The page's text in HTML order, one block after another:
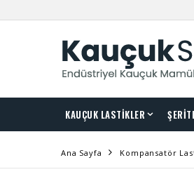
KAUÇUK LASTİKLER
Ana Sayfa Kompansatör